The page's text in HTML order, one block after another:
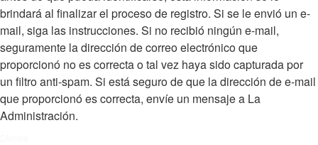
brindará al finalizar el proceso de registro. Si se le envió un e-
mail, siga las instrucciones. Si no recibió ningún e-mail,
seguramente la dirección de correo electrónico que
proporcionó no es correcta o tal vez haya sido capturada por
un filtro anti-spam. Si está seguro de que la dirección de e-mail
que proporcionó es correcta, envíe un mensaje a La
Administración.